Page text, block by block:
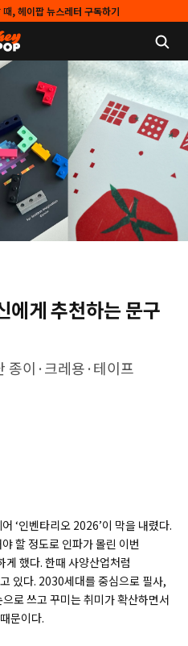
, 헤이팝 뉴스레터 구독하기
에게 추천하는 문구
종이·크레용·테이프
‘인벤타리오 2026’이 막을 내렸다.
할 정도로 인파가 몰린 이번
게 했다. 한때 사양산업처럼
있다. 2030세대를 중심으로 필사,
로 쓰고 꾸미는 취미가 확산하면서
문이다.